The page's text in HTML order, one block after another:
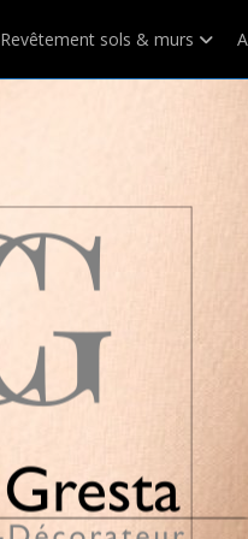
Revêtement sols & murs